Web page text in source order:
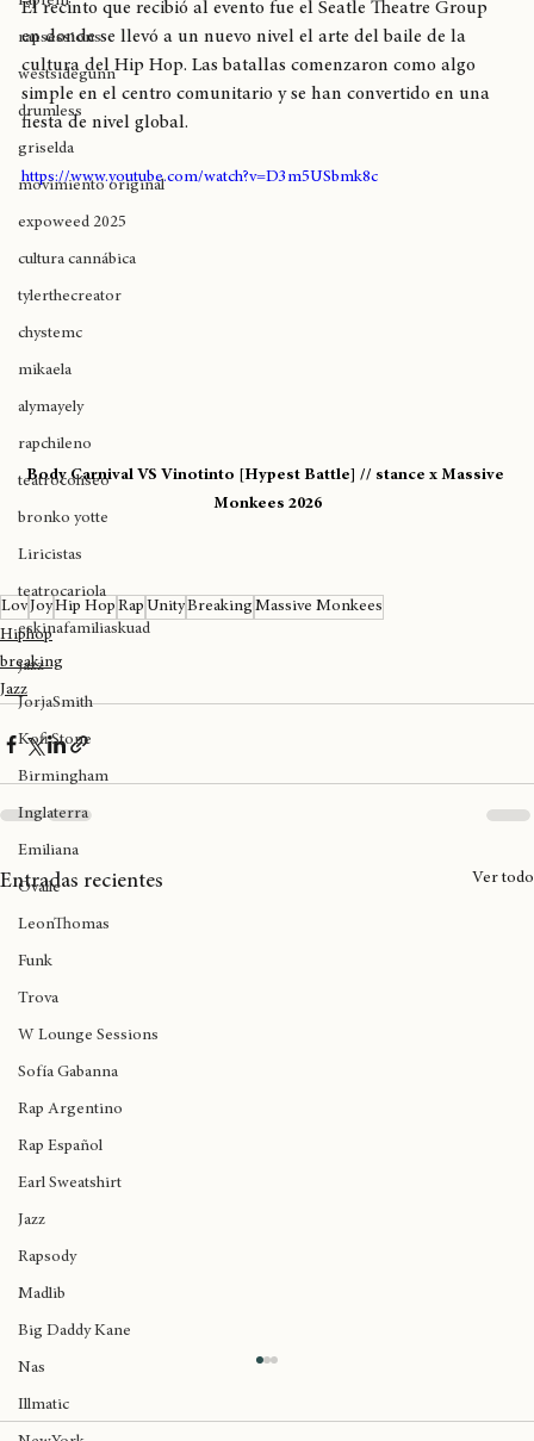
rapfem
rapsessions
westsidegunn
drumless
griselda
movimiento original
expoweed 2025
cultura cannábica
tylerthecreator
chystemc
mikaela
alymayely
rapchileno
teatrocoliseo
bronko yotte
teatrocariola
eskinafamiliaskuad
jazz
JorjaSmith
Kofi Stone
Birmingham
Inglaterra
Emiliana
Ovalle
LeonThomas
Funk
Trova
W Lounge Sessions
Sofía Gabanna
Rap Argentino
Rap Español
Earl Sweatshirt
Jazz
Rapsody
Madlib
Big Daddy Kane
Nas
Illmatic
El recinto que recibió al evento fue el Seatle Theatre Group
en donde se llevó a un nuevo nivel el arte del baile de la
cultura del Hip Hop. Las batallas comenzaron como algo
simple en el centro comunitario y se han convertido en una
fiesta de nivel global.
Body Carnival VS Vinotinto [Hypest Battle] // stance x Massive
LovJoy Hip HopRapUnity
Hiphop
breaking